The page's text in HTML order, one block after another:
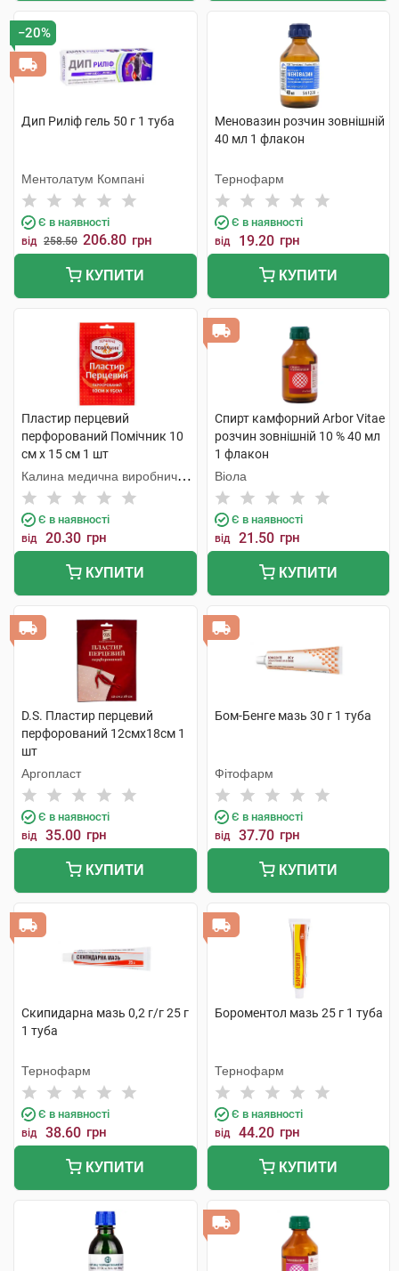
−20%
Дип Риліф гель 50 г 1 туба
Ментолатум Компані
Є в наявності
від 258.50 206.80 грн
КУПИТИ
Меновазин розчин зовнішній
40 мл 1 флакон
Тернофарм
Є в наявності
від 19.20 грн
КУПИТИ
Пластир перцевий
перфорований Помічник 10
см х 15 см 1 шт
Калина медична виробнича
компанія
Є в наявності
від 20.30 грн
КУПИТИ
Спирт камфорний Arbor Vitae
розчин зовнішній 10 % 40 мл
1 флакон
Віола
Є в наявності
від 21.50 грн
КУПИТИ
D.S. Пластир перцевий
перфорований 12смх18см 1
шт
Аргопласт
Є в наявності
від 35.00 грн
КУПИТИ
Бом-Бенге мазь 30 г 1 туба
Фітофарм
Є в наявності
від 37.70 грн
КУПИТИ
Скипидарна мазь 0,2 г/г 25 г
1 туба
Тернофарм
Є в наявності
від 38.60 грн
КУПИТИ
Бороментол мазь 25 г 1 туба
Тернофарм
Є в наявності
від 44.20 грн
КУПИТИ